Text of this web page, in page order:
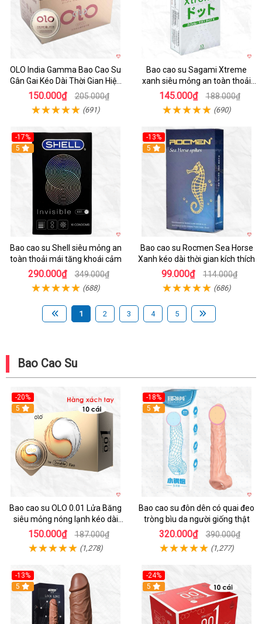
OLO India Gamma Bao Cao Su
Gân Gai Kéo Dài Thời Gian Hiệu
Quả
150.000₫ 205.000₫
(691)
Bao cao su Sagami Xtreme
xanh siêu mỏng an toàn thoải
mái mua ngay
145.000₫ 188.000₫
(690)
-17%
Hot
5
Bao cao su Shell siêu mỏng an
toàn thoải mái tăng khoái cảm
290.000₫ 349.000₫
(688)
-13%
5
Bao cao su Rocmen Sea Horse
Xanh kéo dài thời gian kích thích
99.000₫ 114.000₫
(686)
1 2 3 4 5
Bao Cao Su
-20%
Hot
5
Bao cao su OLO 0.01 Lửa Băng
siêu mỏng nóng lạnh kéo dài
thời gian hộp 10
150.000₫ 187.000₫
(1,278)
-18%
5
Bao cao su đôn dên có quai đeo
tròng bìu da người giống thật
320.000₫ 390.000₫
(1,277)
-13%
5
-24%
Hot
5